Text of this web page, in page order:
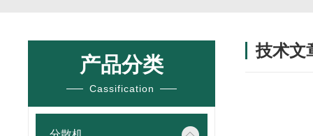
产品分类
Cassification
技术文